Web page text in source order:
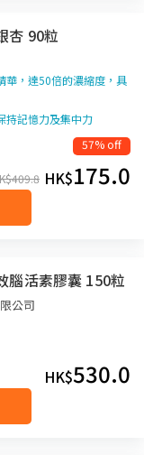
杏 90粒
華，達50倍的濃縮度，具
持記憶力及集中力
57% off
409.8 HK$175.0
腦活素膠囊 150粒
公司
HK$530.0